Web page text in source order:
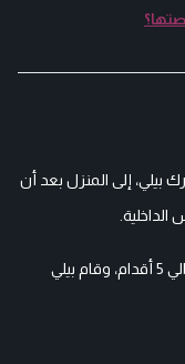
بيلي، إلى المنزل بعد أن
وبلغ طول الثعبان الذي كان مختبئا في الدرج حوالي 5 أقدام، وقام بيلي